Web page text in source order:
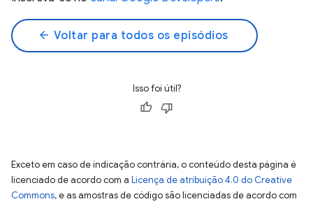
arrow_back Voltar para todos os episódios
Isso foi útil?
Exceto em caso de indicação contrária, o conteúdo desta página é
licenciado de acordo com a Licença de atribuição 4.0 do Creative
Commons, e as amostras de código são licenciadas de acordo com